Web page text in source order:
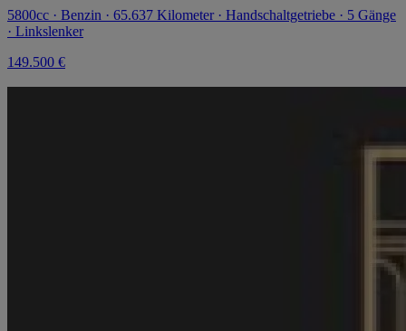
5800cc · Benzin · 65.637 Kilometer · Handschaltgetriebe · 5 Gänge
· Linkslenker
149.500 €